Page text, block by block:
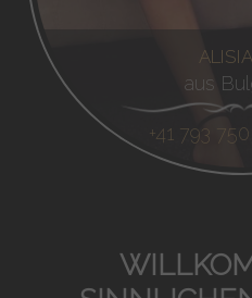
aus
+41 793